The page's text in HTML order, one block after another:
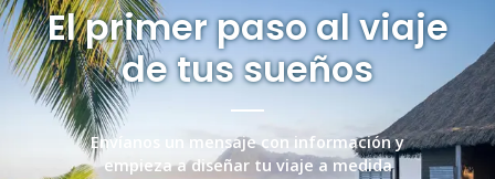
El primer paso al viaje
de tus sueños
Envíanos un mensaje con información y
empieza a diseñar tu viaje a medida